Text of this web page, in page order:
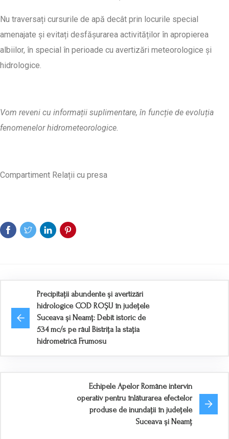
Nu traversați cursurile de apă decât prin locurile special
amenajate și evitați desfășurarea activităților în apropierea
albiilor, în special în perioade cu avertizări meteorologice și
hidrologice.
Vom reveni cu informații suplimentare, în funcție de evoluția
fenomenelor hidrometeorologice.
Compartiment Relații cu presa
Precipitații abundente și avertizări
hidrologice COD ROȘU în județele
Suceava și Neamț: Debit istoric de
534 mc/s pe râul Bistrița la stația
hidrometrică Frumosu
Echipele Apelor Române intervin
operativ pentru înlăturarea efectelor
produse de inundații în județele
Suceava și Neamț